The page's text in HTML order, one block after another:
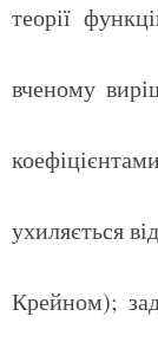
теорії
вченому
ухиляється
Крейном);